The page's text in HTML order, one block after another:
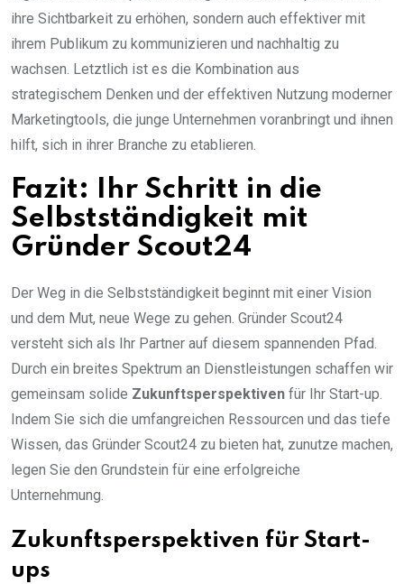
ihre Sichtbarkeit zu erhöhen, sondern auch effektiver mit
ihrem Publikum zu kommunizieren und nachhaltig zu
wachsen. Letztlich ist es die Kombination aus
strategischem Denken und der effektiven Nutzung moderner
Marketingtools, die junge Unternehmen voranbringt und ihnen
hilft, sich in ihrer Branche zu etablieren.
Fazit: Ihr Schritt in die
Selbstständigkeit mit
Gründer Scout24
Der Weg in die Selbstständigkeit beginnt mit einer Vision
und dem Mut, neue Wege zu gehen. Gründer Scout24
versteht sich als Ihr Partner auf diesem spannenden Pfad.
Durch ein breites Spektrum an Dienstleistungen schaffen wir
gemeinsam solide Zukunftsperspektiven für Ihr Start-up.
Indem Sie sich die umfangreichen Ressourcen und das tiefe
Wissen, das Gründer Scout24 zu bieten hat, zunutze machen,
legen Sie den Grundstein für eine erfolgreiche
Unternehmung.
Zukunftsperspektiven für Start-
ups